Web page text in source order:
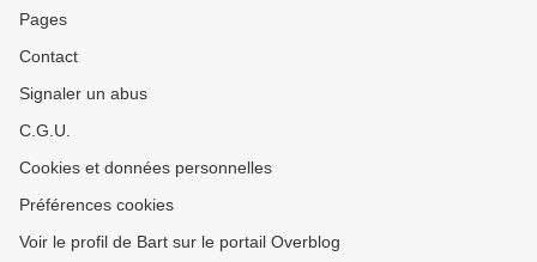
Pages
Contact
Signaler un abus
C.G.U.
Cookies et données personnelles
Préférences cookies
Voir le profil de Bart sur le portail Overblog